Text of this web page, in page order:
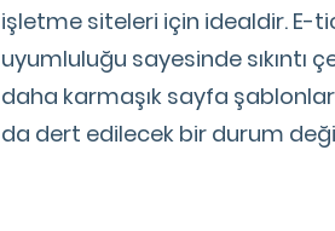
işletme siteleri için idealdir.
uyumluluğu sayesinde sıkıntı
daha karmaşık sayfa
da dert edilecek bir durum